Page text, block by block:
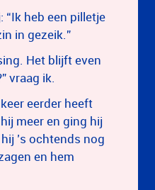
heb een pilletje
in gezeik.”
Het blijft even
vraag ik.
eerder heeft
meer en ging hij
’s ochtends nog
en hem